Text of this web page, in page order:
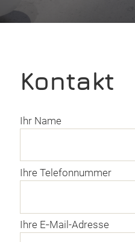
Kon­takt
Ihr Name
Ihre Telefonnummer
Ihre E‑Mail-Adres­se